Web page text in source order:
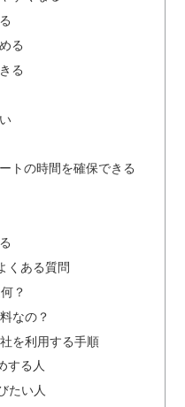
る
る
トの時間を確保できる
くある質問
？
なの？
を利用する手順
する人
たい人